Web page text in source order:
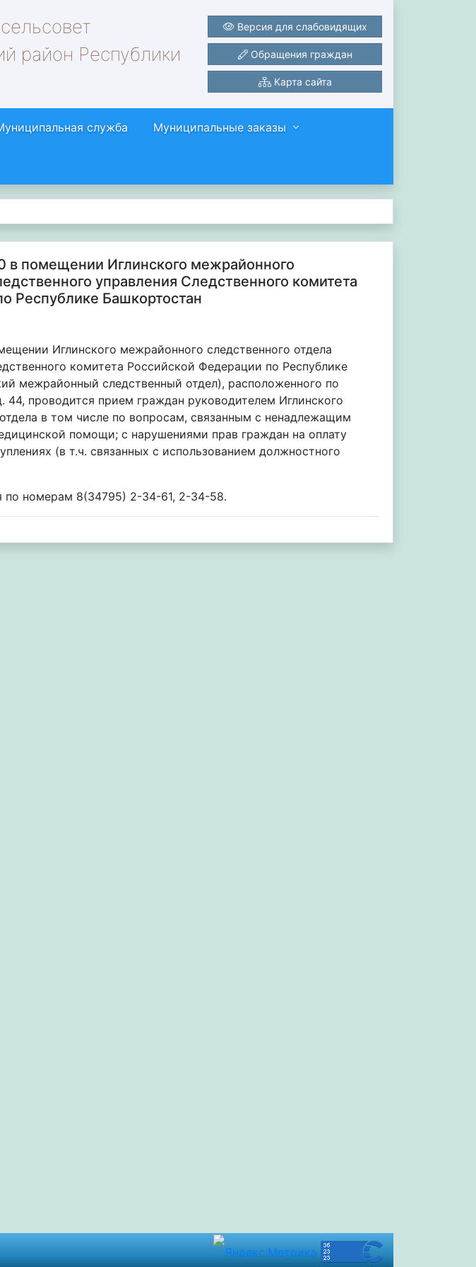
район Республики
Версия для слабовидящих
Обращения граждан
Карта сайта
служба Муниципальные заказы
в помещении Иглинского межрайонного
управления Следственного комитета
Республике Башкортостан
Иглинского межрайонного следственного отдела
комитета Российской Федерации по Республике
межрайонный следственный отдел), расположенного по
44, проводится прием граждан руководителем Иглинского
в том числе по вопросам, связанным с ненадлежащим
помощи; с нарушениями прав граждан на оплату
(в т.ч. связанных с использованием должностного
по номерам 8(34795) 2-34-61, 2-34-58.